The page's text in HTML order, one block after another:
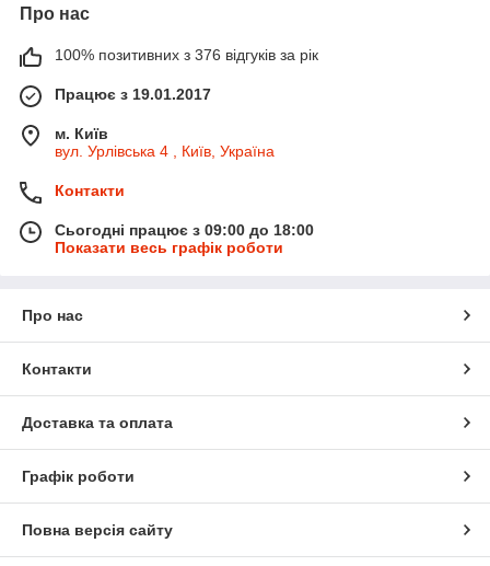
Про нас
100% позитивних з 376 відгуків за рік
Працює з 19.01.2017
м. Київ
вул. Урлівська 4 , Київ, Україна
Контакти
Сьогодні працює з 09:00 до 18:00
Показати весь графік роботи
Про нас
Контакти
Доставка та оплата
Графік роботи
Повна версія сайту